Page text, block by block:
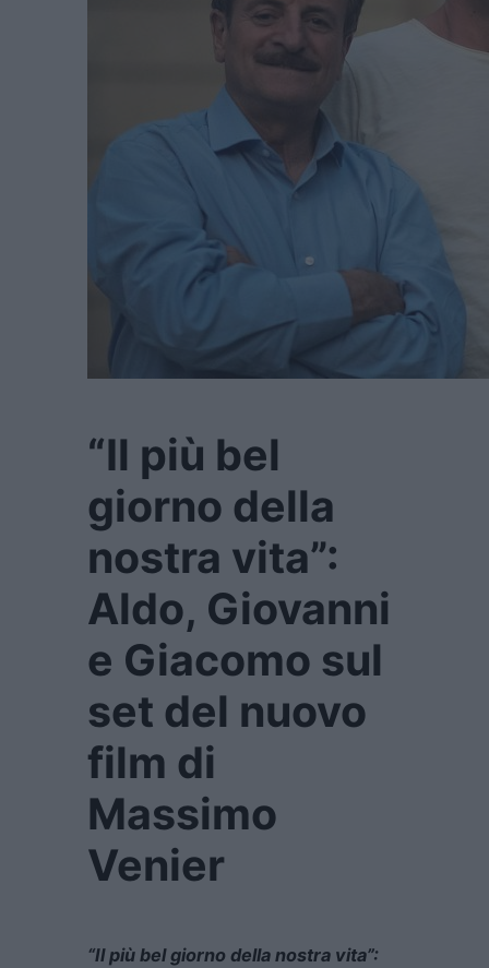
“Il più bel
giorno della
nostra vita”:
Aldo, Giovanni
e Giacomo sul
set del nuovo
film di
Massimo
Venier
“Il più bel giorno della nostra vita”: